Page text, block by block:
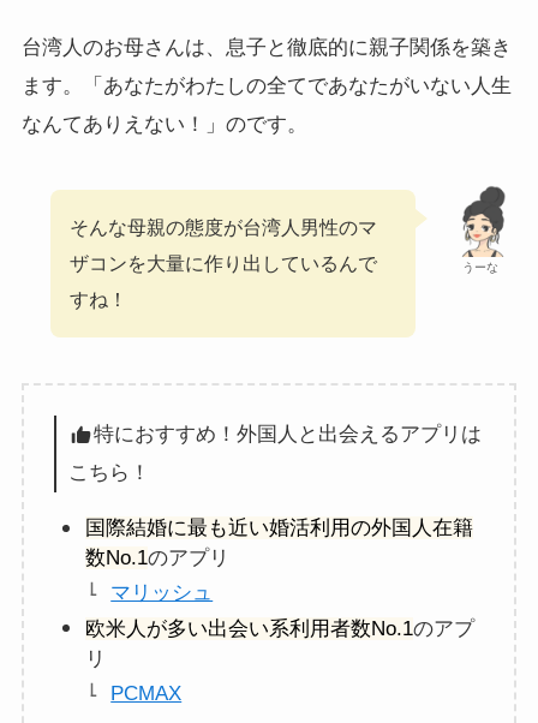
台湾人のお母さんは、息子と徹底的に親子関係を築き
ます。「あなたがわたしの全てであなたがいない人生
なんてありえない！」のです。
うーな
そんな母親の態度が台湾人男性のマ
ザコンを大量に作り出しているんで
すね！
特におすすめ！外国人と出会えるアプリは
こちら！
国際結婚に最も近い婚活利用の外国人在籍
数No.1のアプリ
マリッシュ
欧米人が多い出会い系利用者数No.1のアプ
リ
PCMAX